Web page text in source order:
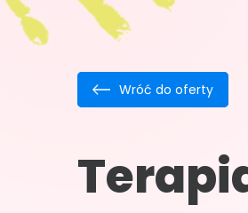
Wróć do oferty